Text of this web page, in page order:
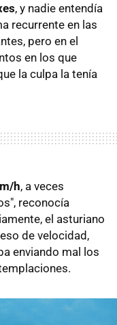
, y nadie entendía
recurrente en las
pero en el
en los que
la culpa la tenía
h, a veces
reconocía
el asturiano
de velocidad,
enviando mal los